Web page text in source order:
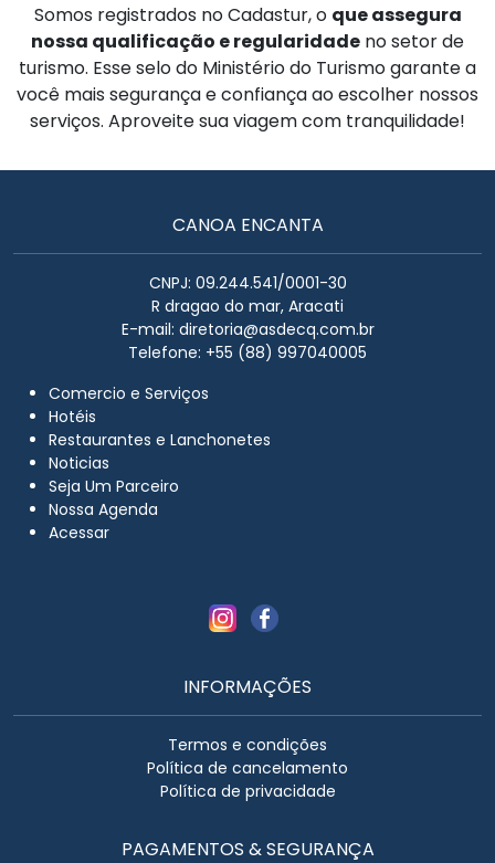
Somos registrados no Cadastur, o que assegura
nossa qualificação e regularidade no setor de
turismo. Esse selo do Ministério do Turismo garante a
você mais segurança e confiança ao escolher nossos
serviços. Aproveite sua viagem com tranquilidade!
CANOA ENCANTA
CNPJ: 09.244.541/0001-30
R dragao do mar, Aracati
E-mail: diretoria@asdecq.com.br
Telefone: +55 (88) 997040005
Comercio e Serviços
Hotéis
Restaurantes e Lanchonetes
Noticias
Seja Um Parceiro
Nossa Agenda
Acessar
INFORMAÇÕES
Termos e condições
Política de cancelamento
Política de privacidade
PAGAMENTOS & SEGURANÇA